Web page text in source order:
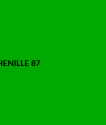
87